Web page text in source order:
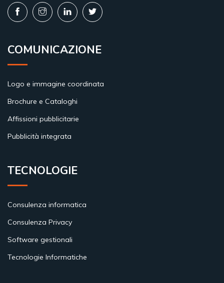
COMUNICAZIONE
Logo e immagine coordinata
Brochure e Cataloghi
Affissioni pubblicitarie
Pubblicità integrata
TECNOLOGIE
Consulenza informatica
Consulenza Privacy
Software gestionali
Tecnologie Informatiche